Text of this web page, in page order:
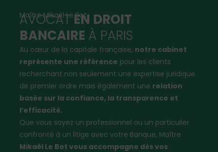
Maître Mikaël Le Bot
AVOCATEN DROIT
BANCAIRE À PARIS
Au cœur de la capitale française, notre cabinet
représente une référence pour les clients
recherchant non seulement une expertise juridique
de premier ordre mais également une relation
basée sur la confiance, la transparence et
l’efficacité.
Que vous soyez un professionnel ou un particulier
confronté à un litige avec votre Banque, Maître
Mikaël Le Bot vous accompagne dès vos